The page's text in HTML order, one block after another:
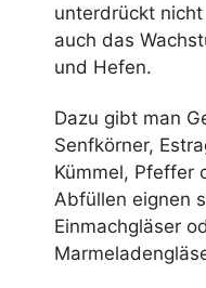
unterdrückt
auch das
und Hefen.
Dazu gibt man
Senfkörner,
Kümmel, Pfeffer
Abfüllen eignen
Einmachgläser